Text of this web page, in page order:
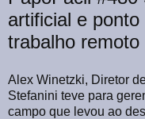
artificial e
trabalho remoto
Alex Winetzki, Diretor
Stefanini teve para
campo que levou ao